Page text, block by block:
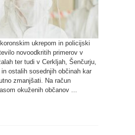
ukrepom in policijski
novoodkritih primerov v
ter tudi v Cerkljah, Šenčurju,
ostalih sosednjih občinah kar
zmanjšati. Na račun
okuženih občanov ...